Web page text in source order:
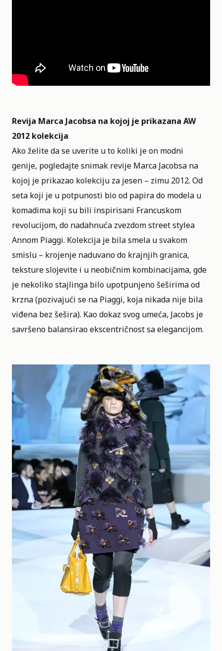
Revija Marca Jacobsa na kojoj je prikazana AW
2012 kolekcija
Ako želite da se uverite u to koliki je on modni
genije, pogledajte snimak revije Marca Jacobsa na
kojoj je prikazao kolekciju za jesen – zimu 2012. Od
seta koji je u potpunosti bio od papira do modela u
komadima koji su bili inspirisani Francuskom
revolucijom, do nadahnuća zvezdom street stylea
Annom Piaggi. Kolekcija je bila smela u svakom
smislu – krojenje naduvano do krajnjih granica,
teksture slojevite i u neobičnim kombinacijama, gde
je nekoliko stajlinga bilo upotpunjeno šeširima od
krzna (pozivajući se na Piaggi, koja nikada nije bila
viđena bez šešira). Kao dokaz svog umeća, Jacobs je
savršeno balansirao ekscentričnost sa elegancijom.